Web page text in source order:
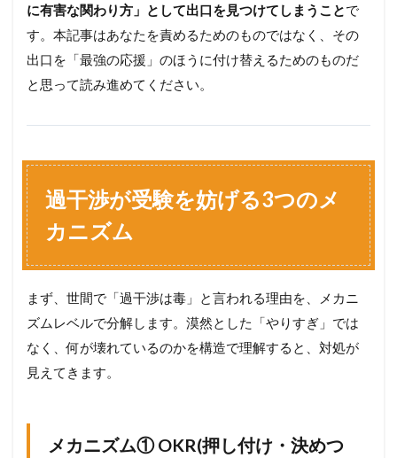
に有害な関わり方」として出口を見つけてしまうことで
す。本記事はあなたを責めるためのものではなく、その
出口を「最強の応援」のほうに付け替えるためのものだ
と思って読み進めてください。
過干渉が受験を妨げる3つのメ
カニズム
まず、世間で「過干渉は毒」と言われる理由を、メカニ
ズムレベルで分解します。漠然とした「やりすぎ」では
なく、何が壊れているのかを構造で理解すると、対処が
見えてきます。
メカニズム① OKR(押し付け・決めつ